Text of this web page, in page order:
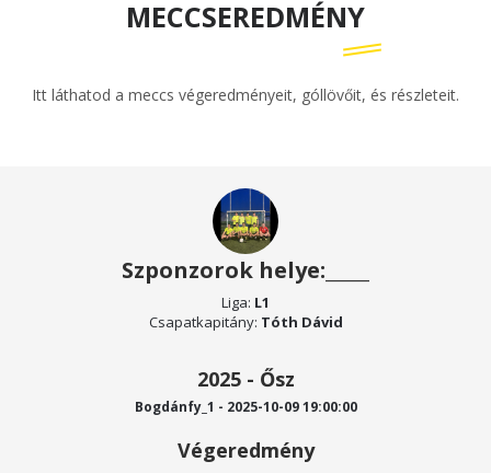
MECCSEREDMÉNY
Itt láthatod a meccs végeredményeit, góllövőit, és részleteit.
Szponzorok helye:_____
Liga: L1
Csapatkapitány: Tóth Dávid
2025 - Ősz
Bogdánfy_1 - 2025-10-09 19:00:00
Végeredmény